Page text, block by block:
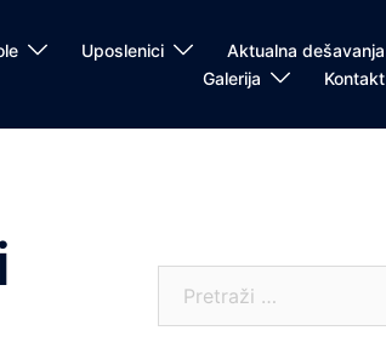
Uposlenici
Aktualna dešavanja
Galerija
Kontakt